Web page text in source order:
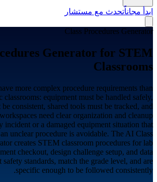
ابدأ مجاناًتحدث مع مستشار
Class Procedures Generator
Generator for STEM
Classrooms
more complex procedure requirements than
classrooms: equipment must be handled safely,
be consistent, shared tools must be tracked, and
need clear organization and cleanup
incident or a damaged equipment situation that
unclear procedure is avoidable. The AI Class
creates STEM classroom procedures for lab
checkout, design challenge setup, and data
standards, match the grade level, and are
specific enough to be followed consistently.